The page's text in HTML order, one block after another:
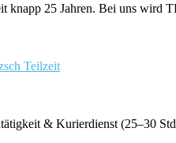
knapp 25 Jahren. Bei uns wird
Teilzeit
& Kurierdienst (25–30